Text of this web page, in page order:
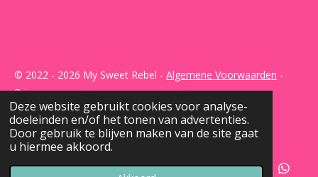
Deze website gebruikt cookies voor analyse-
doeleinden en/of het tonen van advertenties.
Door gebruik te blijven maken van de site gaat
u hiermee akkoord.
© 2022 - 2026 My Sweet Rebel - Algemene Voorwaarden -
Privacy
Powered byJouwWeb